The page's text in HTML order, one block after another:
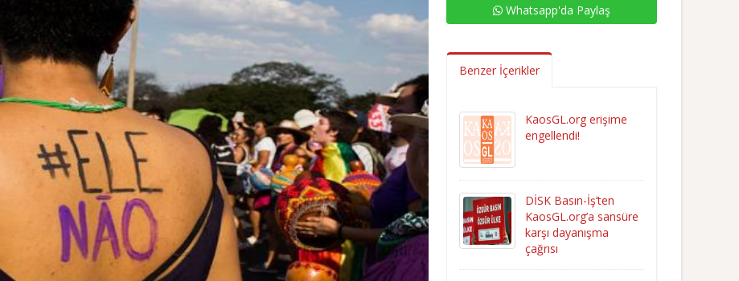
Whatsapp'da Paylaş
Benzer İçerikler
KaosGL.org erişime
engellendi!
DİSK Basın-İş’ten
KaosGL.org’a sansüre
karşı dayanışma
çağrısı